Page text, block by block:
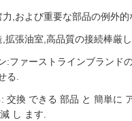
,および重要な部品の例外
張油室,高品質の接続棒厳
:ファーストラインブランド
る.
交換 できる 部品 と 簡単に
し ます.